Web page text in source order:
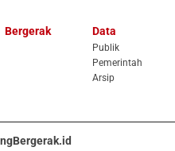
Bergerak Data
Publik
Pemerintah
Arsip